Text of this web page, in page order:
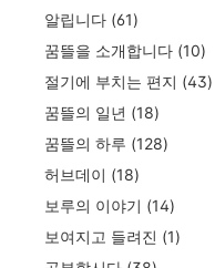
알립니다 (61)
꿈뜰을 소개합니다 (10)
절기에 부치는 편지 (43)
꿈뜰의 일년 (18)
꿈뜰의 하루 (128)
허브데이 (18)
보루의 이야기 (14)
보여지고 들려진 (1)